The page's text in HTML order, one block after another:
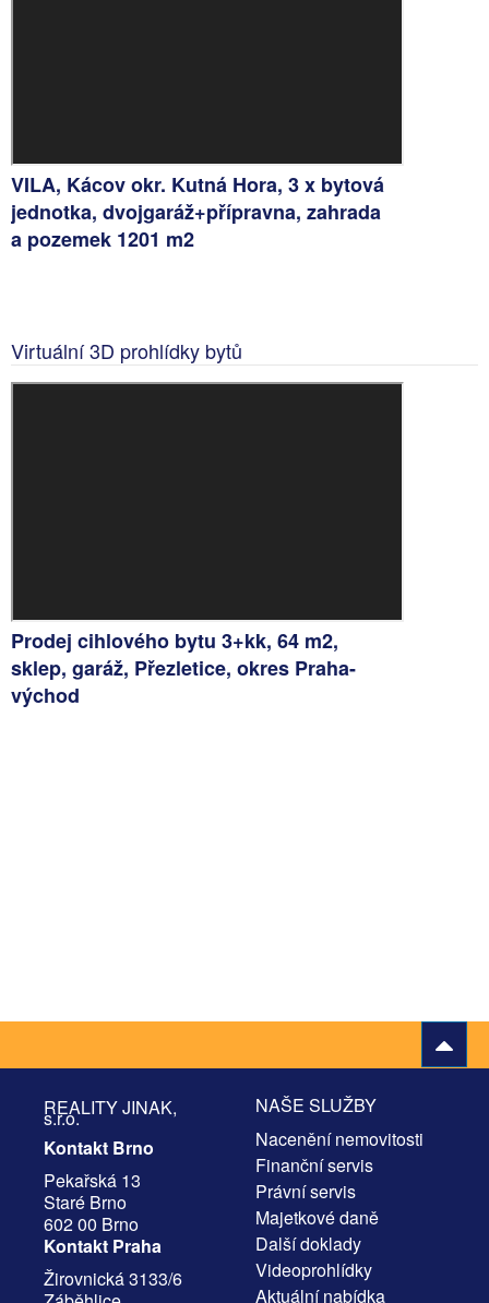
VILA, Kácov okr. Kutná Hora, 3 x bytová
jednotka, dvojgaráž+přípravna, zahrada
a pozemek 1201 m2
Virtuální 3D prohlídky bytů
Prodej cihlového bytu 3+kk, 64 m2,
sklep, garáž, Přezletice, okres Praha-
východ
REALITY JINAK,
s.r.o.
Kontakt Brno
Pekařská 13
Staré Brno
602 00 Brno
Kontakt Praha
Žirovnická 3133/6
NAŠE SLUŽBY
Nacenění nemovitosti
Finanční servis
Právní servis
Majetkové daně
Další doklady
Videoprohlídky
Aktuální nabídka